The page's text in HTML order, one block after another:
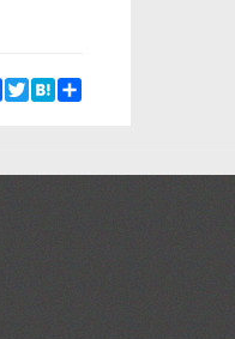
Facebook
Twitter
Hatena